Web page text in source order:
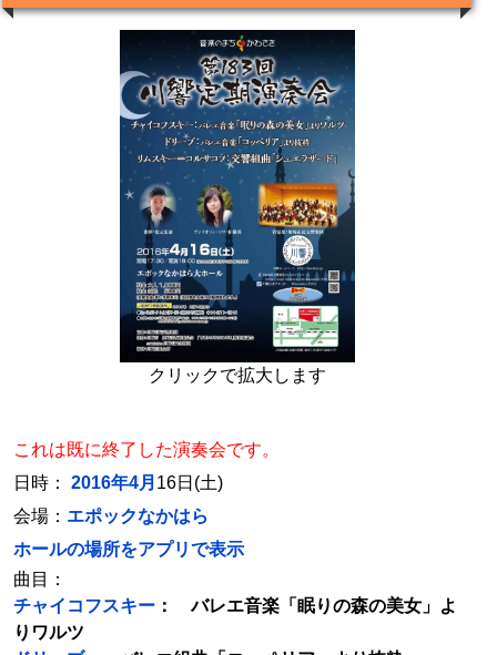
クリックで拡大します
これは既に終了した演奏会です。
日時： 2016年4月 16日(土)
会場： エポックなかはら
ホールの場所をアプリで表示
曲目：
チャイコフスキー ： バレエ音楽「眠りの森の美女」よ
りワルツ